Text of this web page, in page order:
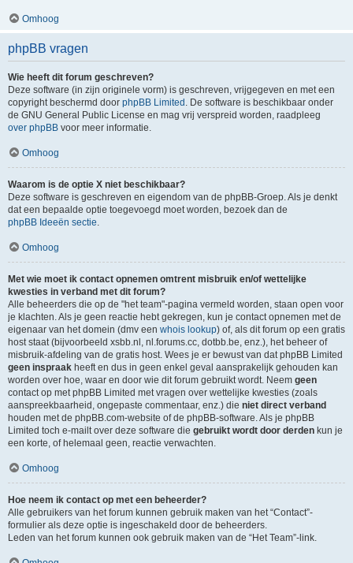
Omhoog
phpBB vragen
Wie heeft dit forum geschreven?
Deze software (in zijn originele vorm) is geschreven, vrijgegeven en met een
copyright beschermd door phpBB Limited . De software is beschikbaar onder
de GNU General Public License en mag vrij verspreid worden, raadpleeg
over phpBB voor meer informatie.
Omhoog
Waarom is de optie X niet beschikbaar?
Deze software is geschreven en eigendom van de phpBB-Groep. Als je denkt
dat een bepaalde optie toegevoegd moet worden, bezoek dan de
phpBB Ideeën sectie.
Omhoog
Met wie moet ik contact opnemen omtrent misbruik en/of wettelijke
kwesties in verband met dit forum?
Alle beheerders die op de "het team"-pagina vermeld worden, staan open voor
je klachten. Als je geen reactie hebt gekregen, kun je contact opnemen met de
eigenaar van het domein (dmv een whois lookup) of, als dit forum op een gratis
host staat (bijvoorbeeld xsbb.nl, nl.forums.cc, dotbb.be, enz.), het beheer of
misbruik-afdeling van de gratis host. Wees je er bewust van dat phpBB Limited
geen inspraak heeft en dus in geen enkel geval aansprakelijk gehouden kan
worden over hoe, waar en door wie dit forum gebruikt wordt. Neem geen
contact op met phpBB Limited met vragen over wettelijke kwesties (zoals
aanspreekbaarheid, ongepaste commentaar, enz.) die niet direct verband
houden met de phpBB.com-website of de phpBB-software. Als je phpBB
Limited toch e-mailt over deze software die gebruikt wordt door derden kun je
een korte, of helemaal geen, reactie verwachten.
Omhoog
Hoe neem ik contact op met een beheerder?
Alle gebruikers van het forum kunnen gebruik maken van het “Contact”-
formulier als deze optie is ingeschakeld door de beheerders.
Leden van het forum kunnen ook gebruik maken van de “Het Team”-link.